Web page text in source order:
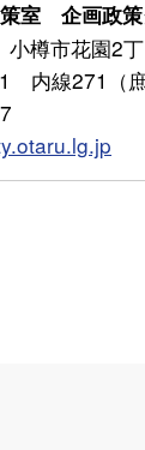
室 企画政策
樽市花園2
内線271（